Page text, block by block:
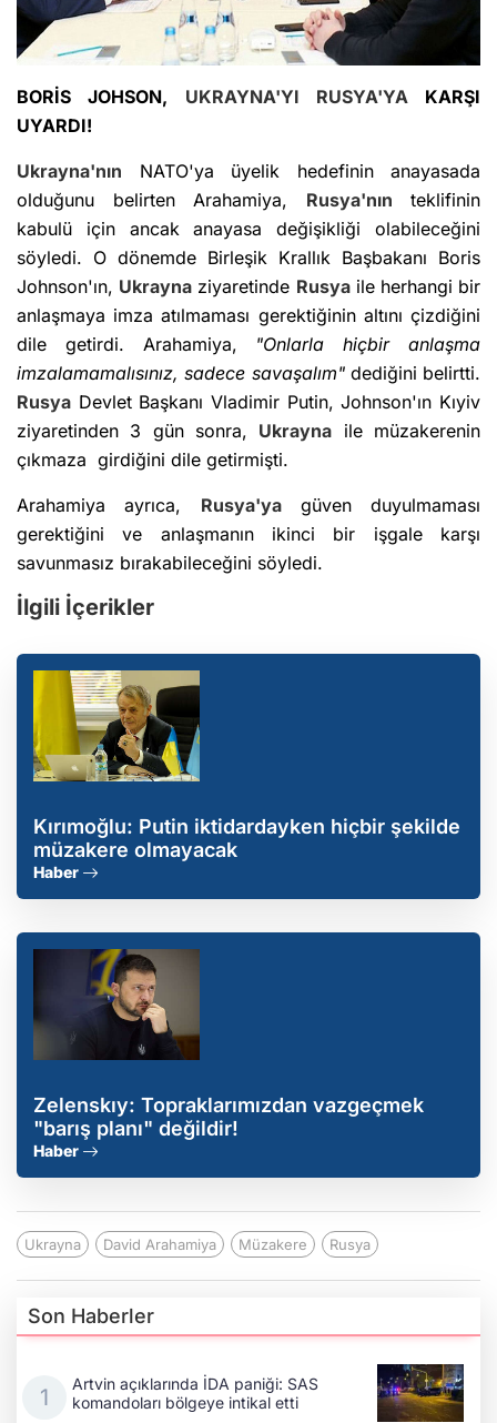
BORİS JOHSON, UKRAYNA'YI RUSYA'YA KARŞI
UYARDI!
Ukrayna'nın NATO'ya üyelik hedefinin anayasada
olduğunu belirten Arahamiya, Rusya'nın teklifinin
kabulü için ancak anayasa değişikliği olabileceğini
söyledi. O dönemde Birleşik Krallık Başbakanı Boris
Johnson'ın, Ukrayna ziyaretinde Rusyaile herhangi bir
anlaşmaya imza atılmaması gerektiğinin altını çizdiğini
dile getirdi. Arahamiya, "Onlarla hiçbir anlaşma
imzalamamalısınız, sadece savaşalım"dediğini belirtti.
Rusya Devlet Başkanı Vladimir Putin, Johnson'ın Kıyiv
ziyaretinden 3 gün sonra, Ukrayna ile müzakerenin
çıkmaza girdiğini dile getirmişti.
Arahamiya ayrıca, Rusya'yagüven duyulmaması
gerektiğini ve anlaşmanın ikinci bir işgale karşı
savunmasız bırakabileceğini söyledi.
İlgili İçerikler
Kırımoğlu: Putin iktidardayken hiçbir şekilde
müzakere olmayacak
Haber
Zelenskıy: Topraklarımızdan vazgeçmek
"barış planı" değildir!
Haber
Ukrayna David Arahamiya Müzakere Rusya
Son Haberler
Artvin açıklarında İDA paniği: SAS
komandoları bölgeye intikal etti